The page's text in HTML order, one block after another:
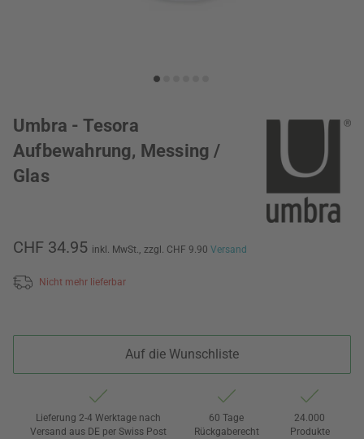
Umbra - Tesora
Aufbewahrung, Messing /
Glas
CHF 34.95 inkl. MwSt., zzgl. CHF 9.90 Versand
Nicht mehr lieferbar
Auf die Wunschliste
Lieferung 2-4 Werktage nach
Versand aus DE per Swiss Post
60 Tage
Rückgaberecht
24.000
Produkte